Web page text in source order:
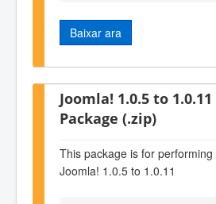
Baixar ara
Joomla! 1.0.5 to
Package (.zip)
This package is for
Joomla! 1.0.5 to 1.0.11